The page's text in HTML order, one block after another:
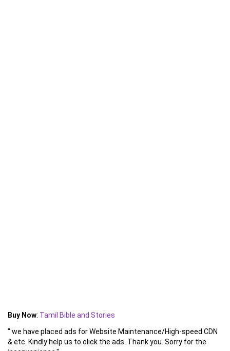
Buy Now: Tamil Bible and Stories
" we have placed ads for Website Maintenance/High-speed CDN
& etc. Kindly help us to click the ads. Thank you. Sorry for the